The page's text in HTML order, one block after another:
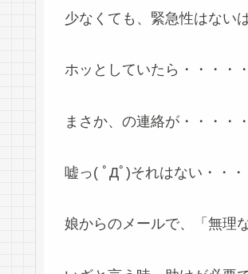
少なくても、緊急性はないは
ホッとしていたら・・・・・
まさか、の連絡が・・・・・
嘘っ( ﾟДﾟ)それはない・・・
娘からのメールで、「無理